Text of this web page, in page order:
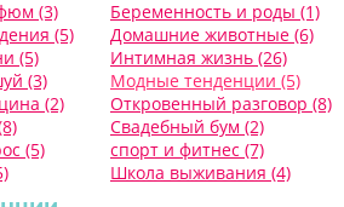
(3)
Беременность и роды (1)
(5)
Домашние животные (6)
(5)
Интимная жизнь (26)
(3)
Модные тенденции (5)
(2)
Откровенный разговор (8)
Свадебный бум (2)
(5)
спорт и фитнес (7)
Школа выживания (4)